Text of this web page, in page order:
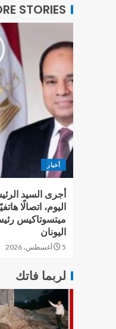
STORIES
أخبار
أجرى السيد
اليوم، اتصالًا
ميتسوتاكيس
اليونان
5 أغسطس، 2026
لربما فاتك